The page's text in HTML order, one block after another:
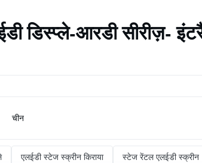
डिस्प्ले-आरडी सीरीज़-
चीन
एलईडी स्टेज स्क्रीन किराया स्टेज रेंटल एलईडी स्क्रीन